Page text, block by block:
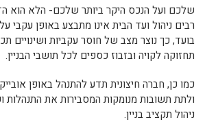
שלכם ועל הנכס היקר ביותר שלכם- הלא הוא
רבים ניהול ועד הבית אינו מתבצע באופן עקבי
בועד, כך נוצר מצב של חוסר עקביות ושינויים
תחזוקה לקויה ובזבוז כספים לכל תושבי הבניין.
כמו כן, חברה חיצונית תדע להתנהל באופן
ולתת תשובות מנומקות המסבירות את התנהלות
ניהול תקציב בניין.